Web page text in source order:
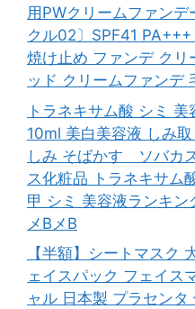
用PWクリームファン
クル02〕SPF41
焼け止め ファンデ クリ
ッド クリームファンデ
トラネキサム酸 シミ
10ml 美白美容液 しみ取
しみ そばかす ソバカ
ス化粧品 トラネキサム
甲 シミ 美容液ランキ
メBメB
【半額】シートマスク
ェイスパック フェイス
ャル 日本製 プラセン